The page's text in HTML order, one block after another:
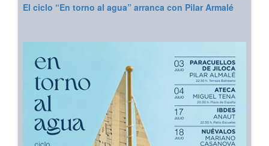
El ciclo “En torno al agua” arranca con Pilar Armalé